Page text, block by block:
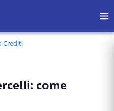
Crediti
come